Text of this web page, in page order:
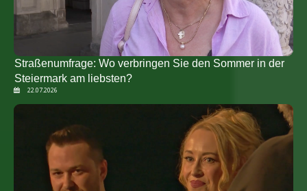
Straßenumfrage: Wo verbringen Sie den Sommer in der
Steiermark am liebsten?
22.07.2026